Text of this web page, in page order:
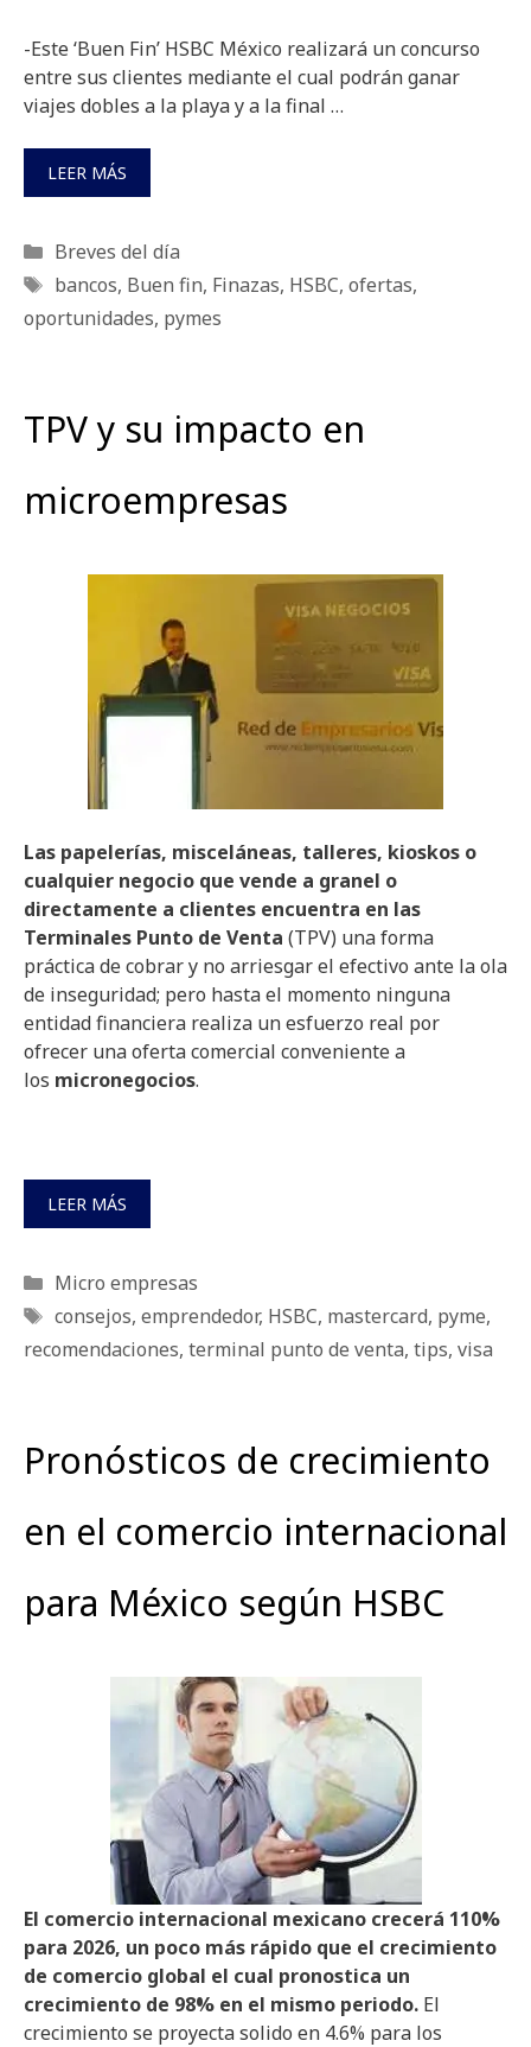
-Este ‘Buen Fin’ HSBC México realizará un concurso
entre sus clientes mediante el cual podrán ganar
viajes dobles a la playa y a la final …
LEER MÁS
Categorías
Breves del día
Etiquetas
bancos, Buen fin, Finazas, HSBC, ofertas,
oportunidades, pymes
TPV y su impacto en
microempresas
Las papelerías, misceláneas, talleres, kioskos o
cualquier negocio que vende a granel o
directamente a clientes encuentra en las
Terminales Punto de Venta (TPV) una forma
práctica de cobrar y no arriesgar el efectivo ante la ola
de inseguridad; pero hasta el momento ninguna
entidad financiera realiza un esfuerzo real por
ofrecer una oferta comercial conveniente a
los micronegocios.
LEER MÁS
Categorías
Micro empresas
Etiquetas
consejos, emprendedor, HSBC, mastercard, pyme,
recomendaciones, terminal punto de venta, tips, visa
Pronósticos de crecimiento
en el comercio internacional
para México según HSBC
El comercio internacional mexicano crecerá 110%
para 2026, un poco más rápido que el crecimiento
de comercio global el cual pronostica un
crecimiento de 98% en el mismo periodo. El
crecimiento se proyecta solido en 4.6% para los